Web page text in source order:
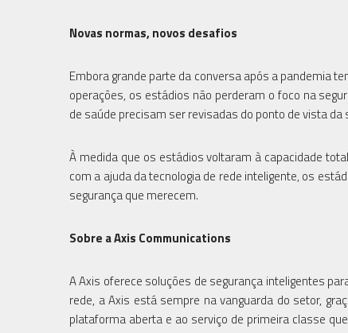
Novas normas, novos desafios
Embora grande parte da conversa após a pandemia
operações, os estádios não perderam o foco na
de saúde precisam ser revisadas do ponto de vista
À medida que os estádios voltaram à capacidade
com a ajuda da tecnologia de rede inteligente, os
segurança que merecem.
Sobre a Axis Communications
A Axis oferece soluções de segurança inteligentes
rede, a Axis está sempre na vanguarda do setor,
plataforma aberta e ao serviço de primeira classe